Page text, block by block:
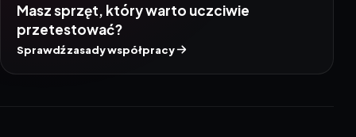
Masz sprzęt, który warto uczciwie
przetestować?
Sprawdź zasady współpracy